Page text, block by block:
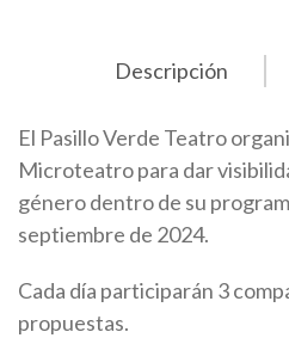
Descripción
El Pasillo Verde Teatro
Microteatro para dar
género dentro de su
septiembre de 2024.
Cada día participarán 3
propuestas.